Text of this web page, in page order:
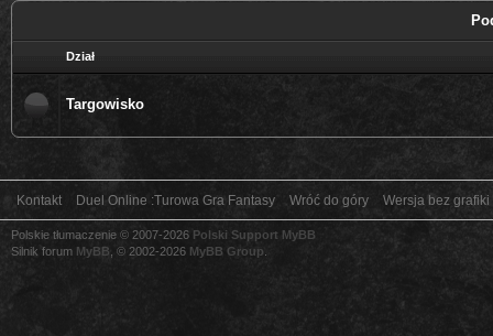
Dział
Targowisko
Kontakt Duel Online :Turowa Gra Fantasy Wróć do góry Wersja bez grafiki
Polskie tłumaczenie © 2007-2026 Polski Support MyBB
Silnik forum MyBB , © 2002-2026 MyBB Group